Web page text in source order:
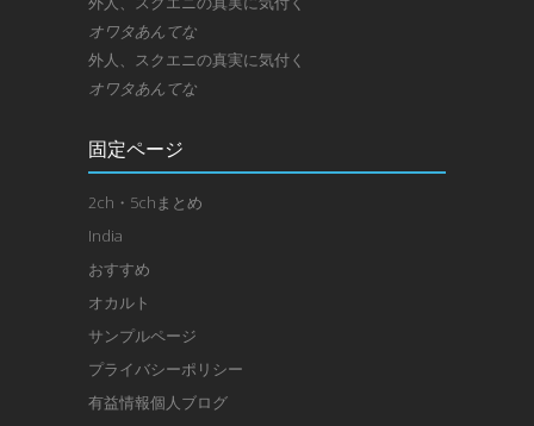
オワタあんてな
外人、スクエニの真実に気付く
オワタあんてな
固定ページ
2ch・5chまとめ
India
おすすめ
オカルト
サンプルページ
プライバシーポリシー
有益情報個人ブログ